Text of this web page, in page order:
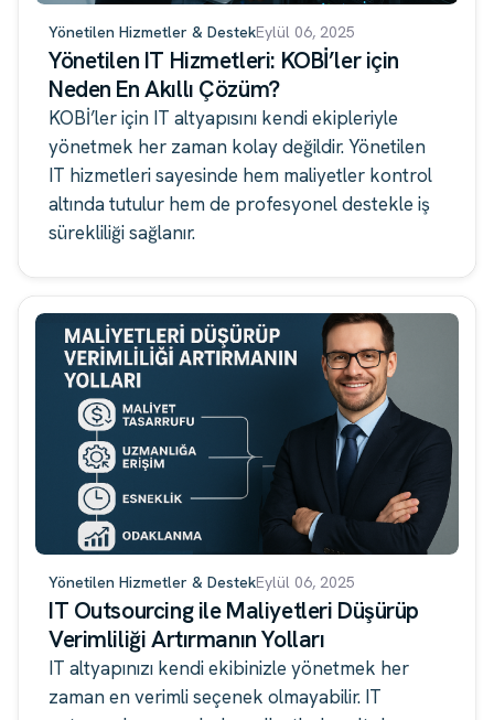
Yönetilen Hizmetler & DestekEylül 06, 2025
Yönetilen IT Hizmetleri: KOBİ’ler için
Neden En Akıllı Çözüm?
KOBİ’ler için IT altyapısını kendi ekipleriyle
yönetmek her zaman kolay değildir. Yönetilen
IT hizmetleri sayesinde hem maliyetler kontrol
altında tutulur hem de profesyonel destekle iş
sürekliliği sağlanır.
Yönetilen Hizmetler & DestekEylül 06, 2025
IT Outsourcing ile Maliyetleri Düşürüp
Verimliliği Artırmanın Yolları
IT altyapınızı kendi ekibinizle yönetmek her
zaman en verimli seçenek olmayabilir. IT